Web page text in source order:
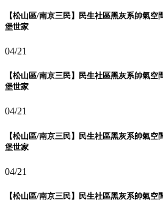
【松山區/南京三民】民生社區黑灰系帥氣
堡世家
04/21
【松山區/南京三民】民生社區黑灰系帥氣
堡世家
04/21
【松山區/南京三民】民生社區黑灰系帥氣
堡世家
04/21
【松山區/南京三民】民生社區黑灰系帥氣